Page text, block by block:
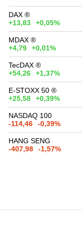
DAX ®
+13,83
+0,05%
MDAX ®
+4,79
+0,01%
TecDAX ®
+54,26
+1,37%
E-STOXX 50 ®
+25,58
+0,39%
NASDAQ 100
-114,46
-0,39%
HANG SENG
-407,98
-1,57%